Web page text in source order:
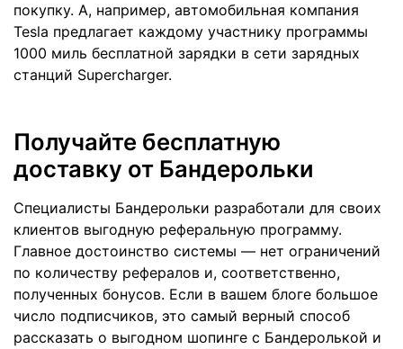
покупку. А, например, автомобильная компания
Tesla предлагает каждому участнику программы
1000 миль бесплатной зарядки в сети зарядных
станций Supercharger.
Получайте бесплатную
доставку от Бандерольки
Специалисты Бандерольки разработали для своих
клиентов выгодную реферальную программу.
Главное достоинство системы — нет ограничений
по количеству рефералов и, соответственно,
полученных бонусов. Если в вашем блоге большое
число подписчиков, это самый верный способ
рассказать о выгодном шопинге с Бандеролькой и